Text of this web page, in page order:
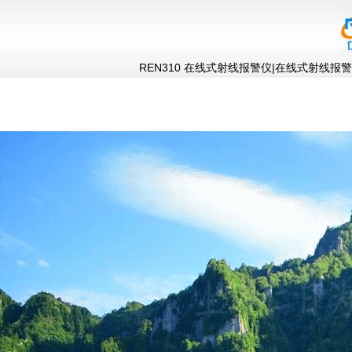
REN310 在线式射线报警仪|在线式射线报